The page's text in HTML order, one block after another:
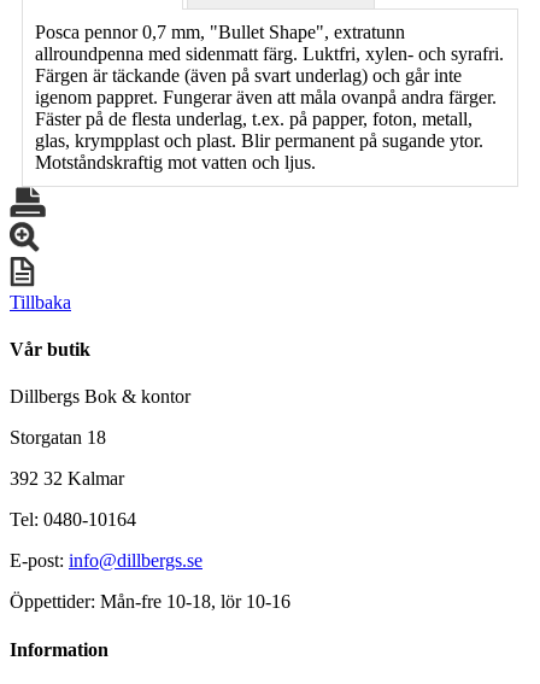
Posca pennor 0,7 mm, "Bullet Shape", extratunn
allroundpenna med sidenmatt färg. Luktfri, xylen- och syrafri.
Färgen är täckande (även på svart underlag) och går inte
igenom pappret. Fungerar även att måla ovanpå andra färger.
Fäster på de flesta underlag, t.ex. på papper, foton, metall,
glas, krympplast och plast. Blir permanent på sugande ytor.
Motståndskraftig mot vatten och ljus.
Tillbaka
Vår butik
Dillbergs Bok & kontor
Storgatan 18
392 32 Kalmar
Tel: 0480-10164
E-post: info@dillbergs.se
Öppettider: Mån-fre 10-18, lör 10-16
Information